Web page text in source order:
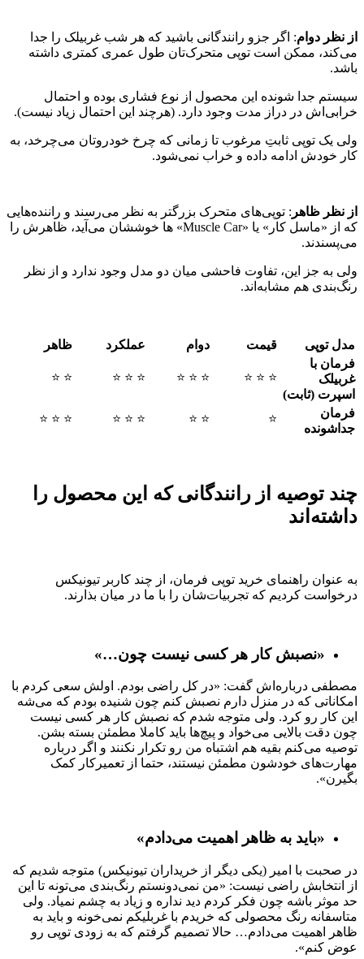
از نظر دوام: اگر جزو رانندگانی باشید که هر شب غربیلک را جدا
می‌کند، ممکن است توپی متحرک‌تان طول عمری کمتری داشته
باشد.
سیستم جدا شونده این محصول از نوع فشاری بوده و احتمال
خرابی‌اش در دراز مدت وجود دارد. (هرچند این احتمال زیاد نیست).
ولی یک توپی ثابتِ مرغوب تا زمانی که چرخ خودروتان می‌چرخد، به
کار خودش ادامه داده و خراب نمی‌شود.
از نظر ظاهر : توپی‌های متحرک بزرگتر به نظر می‌رسند و راننده‌هایی
که از «ماسل کار» یا «Muscle Car» ها خوششان می‌آید، ظاهرش را
می‌پسندند.
ولی به جز این، تفاوت فاحشی میان دو مدل وجود ندارد و از نظر
رنگ‌بندی هم مشابه‌اند.
مدل توپی قیمت دوام عملکرد
ظاهر
فرمان با
غربیلک
اسپرت (ثابت)
⭐ ⭐ ⭐
⭐ ⭐ ⭐
⭐ ⭐ ⭐
⭐ ⭐
فرمان
جداشونده
⭐
⭐ ⭐
⭐ ⭐ ⭐
⭐ ⭐ ⭐
چند توصیه از رانندگانی که این محصول را
داشته‌اند
به عنوان راهنمای خرید توپی فرمان، از چند کاربر تیونیکس
درخواست کردیم که تجربیات‌شان را با ما در میان بذارند.
«نصبش کار هر کسی نیست چون…»
مصطفی درباره‌اش گفت: «در کل راضی بودم. اولش سعی کردم با
امکاناتی که در منزل دارم نصبش کنم چون شنیده بودم که می‌شه
این کار رو کرد. ولی متوجه شدم که نصبش کار هر کسی نیست
چون دقت بالایی می‌خواد و پیچ‌ها باید کاملا مطمئن بسته بشن.
توصیه می‌کنم بقیه هم اشتباه من رو تکرار نکنند و اگر درباره
مهارت‌های خودشون مطمئن نیستند، حتما از تعمیرکار کمک
بگیرن».
«باید به ظاهر اهمیت می‌دادم»
در صحبت با امیر (یکی دیگر از خریداران تیونیکس) متوجه شدیم که
از انتخابش راضی نیست: «من نمی‌دونستم رنگ‌بندی می‌تونه تا این
حد موثر باشه چون فکر کردم دید نداره و زیاد به چشم نمیاد. ولی
متاسفانه رنگ محصولی که خریدم با غربلیکم نمی‌خونه و باید به
ظاهر اهمیت می‌دادم… حالا تصمیم گرفتم که به زودی توپی رو
عوض کنم».